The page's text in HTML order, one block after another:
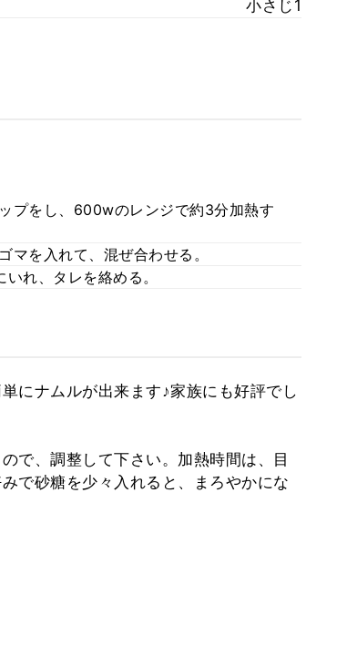
小さじ1
プをし、600wのレンジで約3分加熱す
マを入れて、混ぜ合わせる。
れ、タレを絡める。
にナムルが出来ます♪家族にも好評でし
で、調整して下さい。加熱時間は、目
で砂糖を少々入れると、まろやかにな